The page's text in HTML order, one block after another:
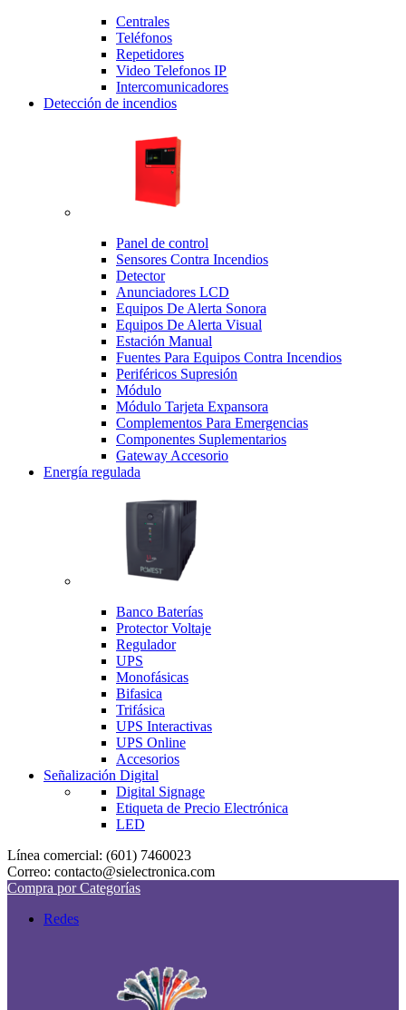
Centrales
Teléfonos
Repetidores
Video Telefonos IP
Intercomunicadores
Detección de incendios
Panel de control
Sensores Contra Incendios
Detector
Anunciadores LCD
Equipos De Alerta Sonora
Equipos De Alerta Visual
Estación Manual
Fuentes Para Equipos Contra Incendios
Periféricos Supresión
Módulo
Módulo Tarjeta Expansora
Complementos Para Emergencias
Componentes Suplementarios
Gateway Accesorio
Energía regulada
Banco Baterías
Protector Voltaje
Regulador
UPS
Monofásicas
Bifasica
Trifásica
UPS Interactivas
UPS Online
Accesorios
Señalización Digital
Digital Signage
Etiqueta de Precio Electrónica
LED
Línea comercial: (601) 7460023
Correo: contacto@sielectronica.com
Compra por Categorías
Redes